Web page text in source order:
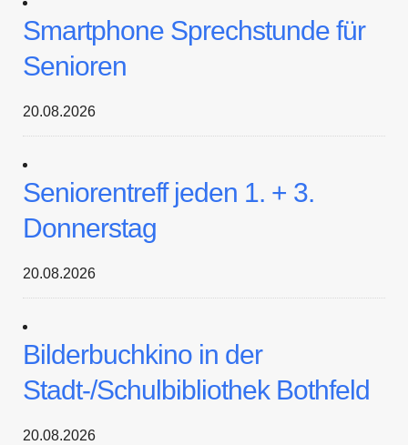
Smartphone Sprechstunde für
Senioren
20.08.2026
Seniorentreff jeden 1. + 3.
Donnerstag
20.08.2026
Bilderbuchkino in der
Stadt-/Schulbibliothek Bothfeld
20.08.2026